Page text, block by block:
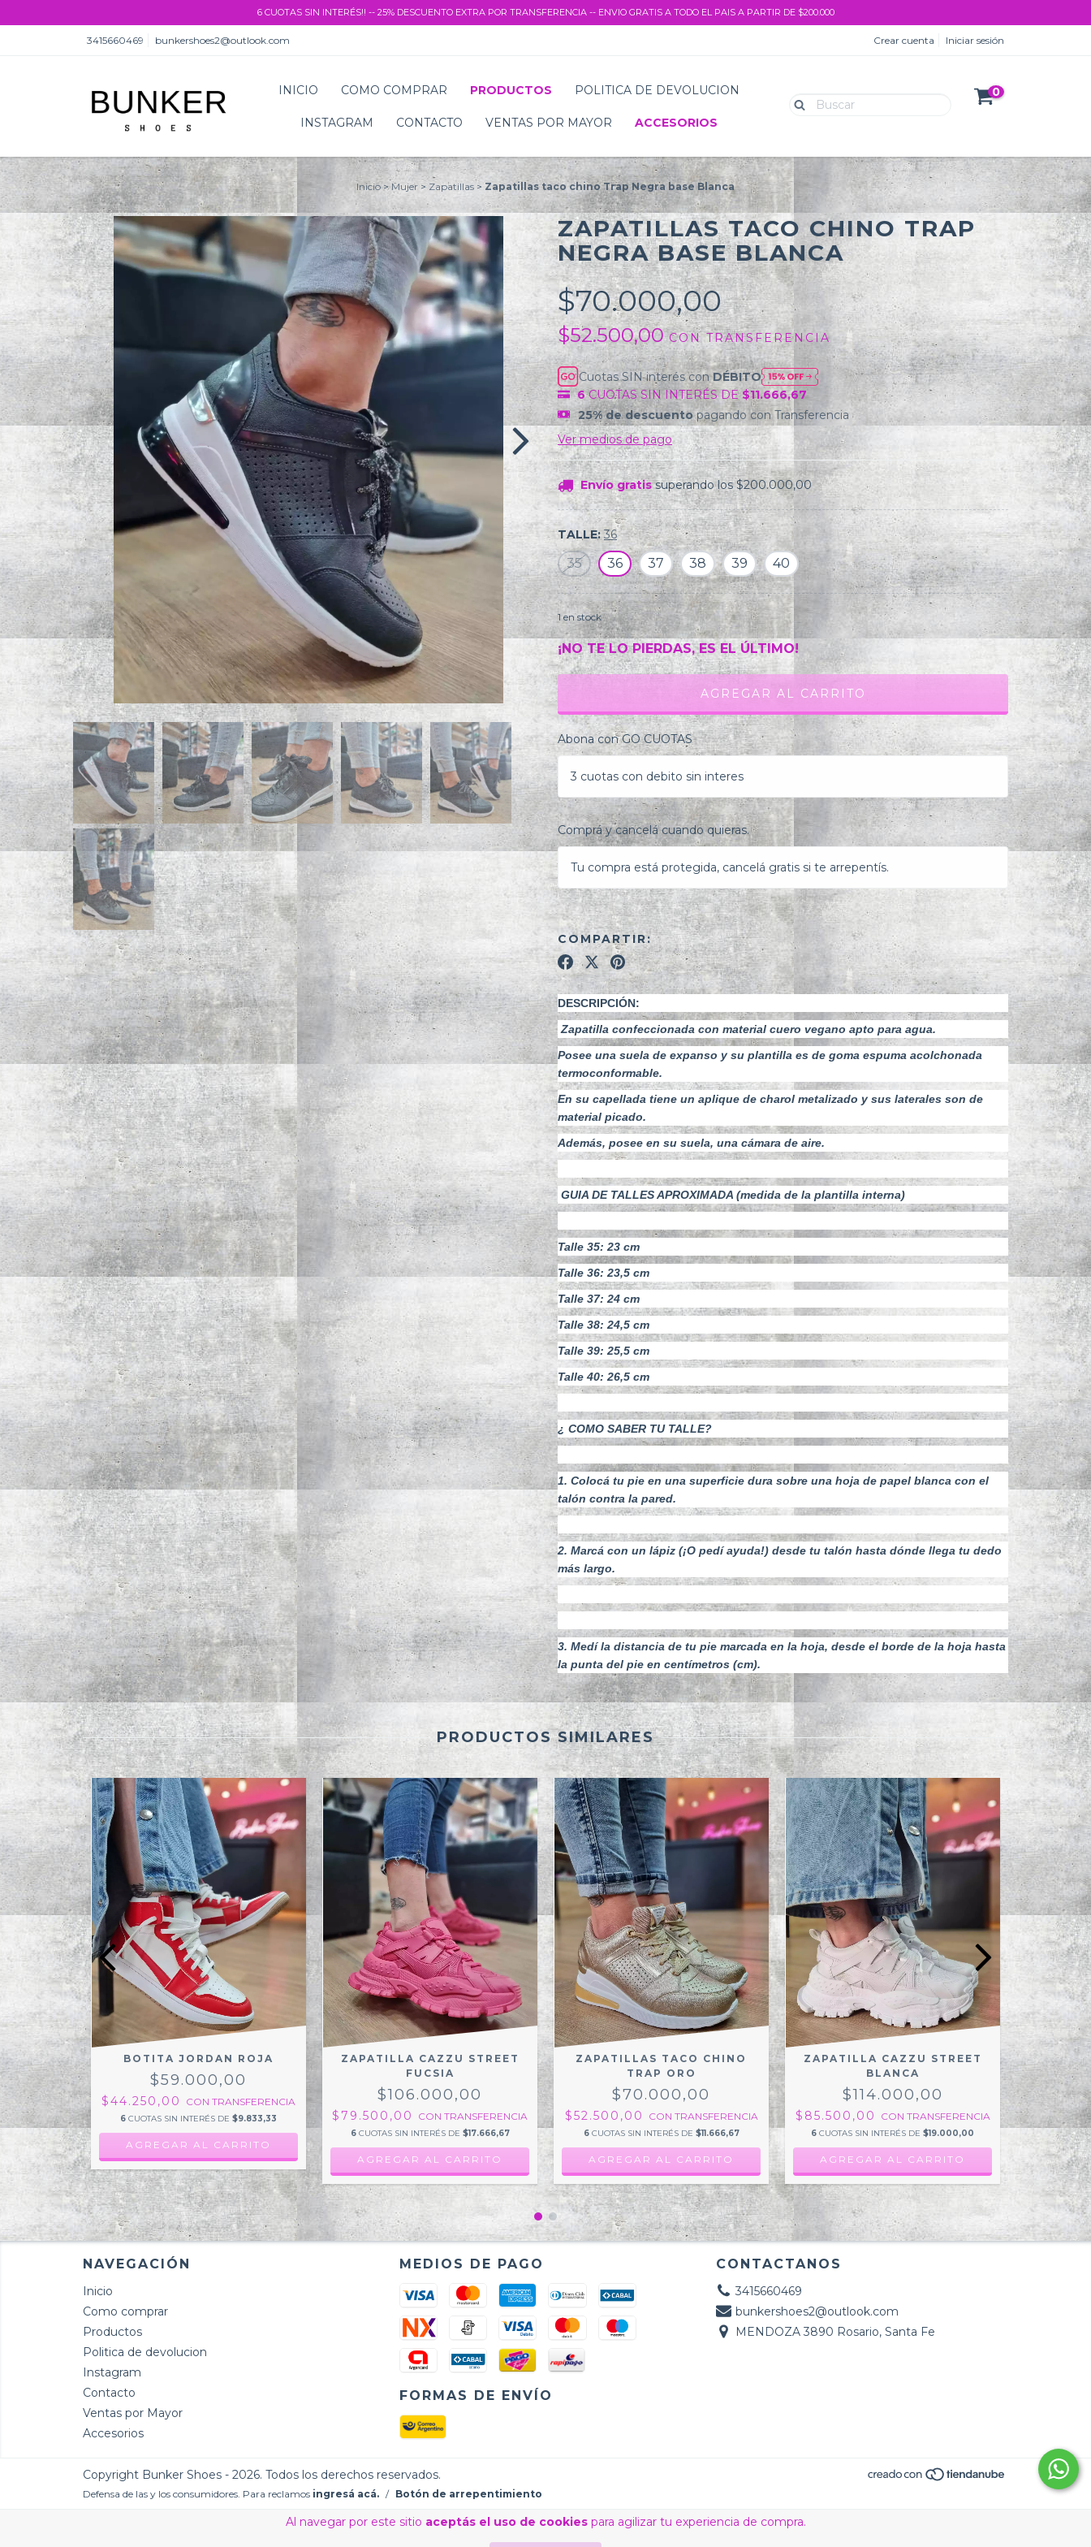
Al navegar por este sitio aceptás el uso de cookiespara agilizar tu experiencia de compra.
6 CUOTAS SIN INTERÉS!! -- 25% DESCUENTO EXTRA POR TRANSFERENCIA -- ENVIO GRATIS A TODO EL PAIS A PARTIR DE $200.000
3415660469 bunkershoes2@outlook.com Crear cuenta Iniciar sesión
INICIO COMO COMPRAR PRODUCTOS POLITICA DE DEVOLUCION
INSTAGRAM CONTACTO VENTAS POR MAYOR ACCESORIOS
0
Inicio > Mujer > Zapatillas > Zapatillas taco chino Trap Negra base Blanca
ZAPATILLAS TACO CHINO TRAP
NEGRA BASE BLANCA
$70.000,00
$52.500,00CON TRANSFERENCIA
Cuotas SIN interés conDÉBITO
6 CUOTAS SIN INTERÉS DE $11.666,67
25% de descuentopagando con Transferencia
Ver medios de pago
Envío gratis superando los$200.000,00
TALLE: 36
35 36 37 38 39 40
1 en stock
¡NO TE LO PIERDAS, ES EL ÚLTIMO!
Abona con GO CUOTAS
3 cuotas con debito sin interes
Comprá y cancelá cuando quieras.
Tu compra está protegida, cancelá gratis si te arrepentís.
COMPARTIR:
DESCRIPCIÓN:
Zapatilla confeccionada con material cuero vegano apto para agua.
Posee una suela de expanso y su plantilla es de goma espuma acolchonada
termoconformable.
En su capellada tiene un aplique de charol metalizado y sus laterales son de
material picado.
Además, posee en su suela, una cámara de aire.
GUIA DE TALLES APROXIMADA (medida de la plantilla interna)
Talle 35: 23 cm
Talle 36: 23,5 cm
Talle 37: 24 cm
Talle 38: 24,5 cm
Talle 39: 25,5 cm
Talle 40: 26,5 cm
¿ COMO SABER TU TALLE?
1. Colocá tu pie en una superficie dura sobre una hoja de papel blanca con el
talón contra la pared.
2. Marcá con un lápiz (¡O pedí ayuda!) desde tu talón hasta dónde llega tu dedo
más largo.
3. Medí la distancia de tu pie marcada en la hoja, desde el borde de la hoja hasta
la punta del pie en centímetros (cm).
PRODUCTOS SIMILARES
BOTITA JORDAN ROJA
$59.000,00
$44.250,00 CON TRANSFERENCIA
6 CUOTAS SIN INTERÉS DE $9.833,33
AGREGAR AL CARRITO
ZAPATILLA CAZZU STREET
FUCSIA
$106.000,00
$79.500,00 CON TRANSFERENCIA
6 CUOTAS SIN INTERÉS DE $17.666,67
AGREGAR AL CARRITO
ZAPATILLAS TACO CHINO
TRAP ORO
$70.000,00
$52.500,00 CON TRANSFERENCIA
6 CUOTAS SIN INTERÉS DE $11.666,67
AGREGAR AL CARRITO
ZAPATILLA CAZZU STREET
BLANCA
$114.000,00
$85.500,00 CON TRANSFERENCIA
6 CUOTAS SIN INTERÉS DE $19.000,00
AGREGAR AL CARRITO
NAVEGACIÓN
Inicio
Como comprar
Productos
Politica de devolucion
Instagram
Contacto
Ventas por Mayor
Accesorios
MEDIOS DE PAGO
FORMAS DE ENVÍO
CONTACTANOS
3415660469
bunkershoes2@outlook.com
MENDOZA 3890 Rosario, Santa Fe
Copyright Bunker Shoes - 2026. Todos los derechos reservados.
Defensa de las y los consumidores. Para reclamos ingresá acá. / Botón de arrepentimiento